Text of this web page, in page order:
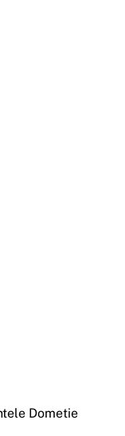
Dometie